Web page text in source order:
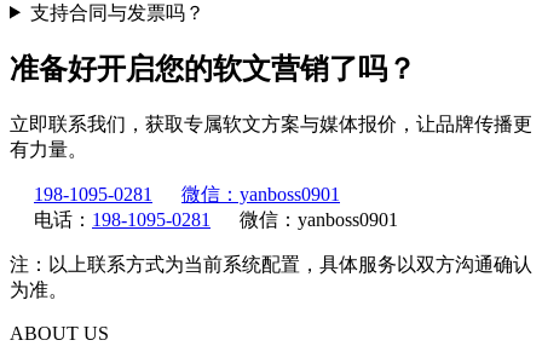
支持合同与发票吗？
准备好开启您的软文营销了吗？
立即联系我们，获取专属软文方案与媒体报价，让品牌传播更
有力量。
198-1095-0281
微信：yanboss0901
电话： 198-1095-0281 微信：yanboss0901
注：以上联系方式为当前系统配置，具体服务以双方沟通确认
为准。
ABOUT US